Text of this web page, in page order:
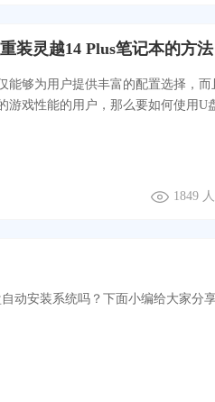
装灵越14 Plus笔记本的方法
能够为用户提供丰富的配置选择，而
游戏性能的用户，那么要如何使用U
1849
动安装系统吗？下面小编给大家分